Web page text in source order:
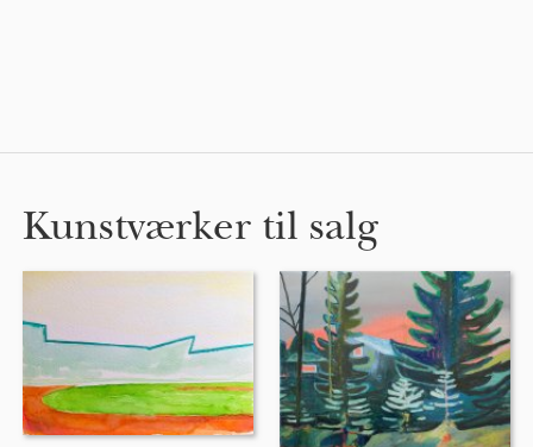
Kunstværker til salg